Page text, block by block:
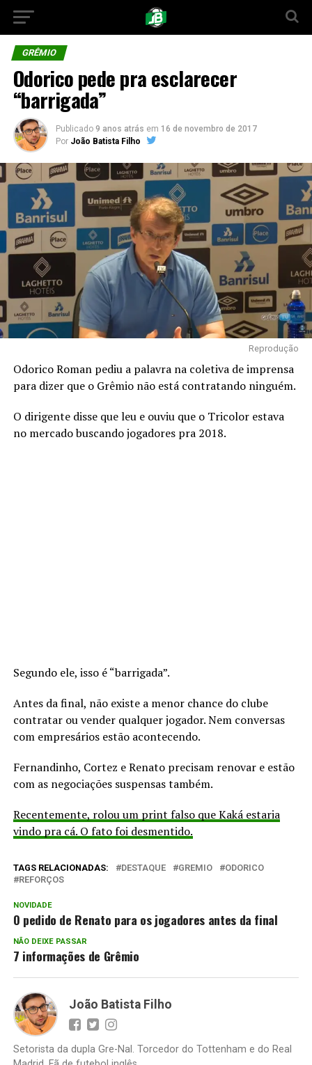
GRÊMIO
Odorico pede pra esclarecer
“barrigada”
Publicado 9 anos atrás em 16 de novembro de 2017
Por João Batista Filho
Reprodução
Odorico Roman pediu a palavra na coletiva de imprensa
para dizer que o Grêmio não está contratando ninguém.
O dirigente disse que leu e ouviu que o Tricolor estava
no mercado buscando jogadores pra 2018.
Segundo ele, isso é “barrigada”.
Antes da final, não existe a menor chance do clube
contratar ou vender qualquer jogador. Nem conversas
com empresários estão acontecendo.
Fernandinho, Cortez e Renato precisam renovar e estão
com as negociações suspensas também.
Recentemente, rolou um print falso que Kaká estaria
vindo pra cá. O fato foi desmentido.
TAGS RELACIONADAS: DESTAQUE GREMIO
ODORICO
REFORÇOS
NOVIDADE
O pedido de Renato para os jogadores antes da final
NÃO DEIXE PASSAR
7 informações de Grêmio
João Batista Filho
Setorista da dupla Gre-Nal. Torcedor do Tottenham e do Real